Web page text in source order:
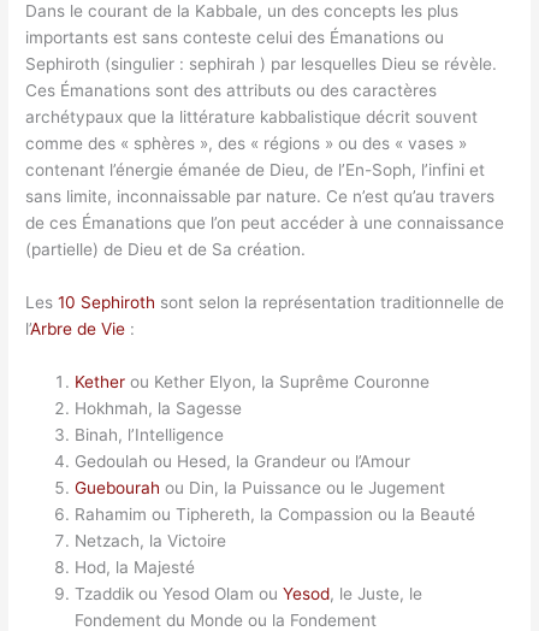
Dans le courant de la Kabbale, un des concepts les plus
importants est sans conteste celui des Émanations ou
Sephiroth (singulier : sephirah ) par lesquelles Dieu se révèle.
Ces Émanations sont des attributs ou des caractères
archétypaux que la littérature kabbalistique décrit souvent
comme des « sphères », des « régions » ou des « vases »
contenant l’énergie émanée de Dieu, de l’En-Soph, l’infini et
sans limite, inconnaissable par nature. Ce n’est qu’au travers
de ces Émanations que l’on peut accéder à une connaissance
(partielle) de Dieu et de Sa création.
Les10 Sephiroth sont selon la représentation traditionnelle de
l’Arbre de Vie :
Kether ou Kether Elyon, la Suprême Couronne
Hokhmah, la Sagesse
Binah, l’Intelligence
Gedoulah ou Hesed, la Grandeur ou l’Amour
Guebourah ou Din, la Puissance ou le Jugement
Rahamim ou Tiphereth, la Compassion ou la Beauté
Netzach, la Victoire
Hod, la Majesté
Tzaddik ou Yesod Olam ouYesod, le Juste, le
Fondement du Monde ou la Fondement